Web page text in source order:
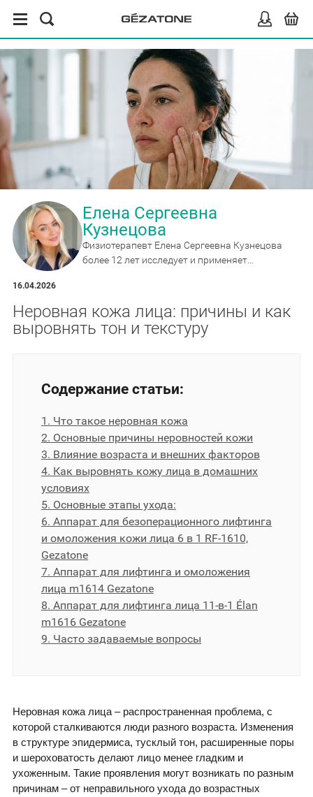
Елена Сергеевна
Кузнецова
Физиотерапевт Елена Сергеевна Кузнецова
более 12 лет исследует и применяет
16.04.2026
Неровная кожа лица: причины и как
выровнять тон и текстуру
Содержание статьи:
1. Что такое неровная кожа
2. Основные причины неровностей кожи
3. Влияние возраста и внешних факторов
4. Как выровнять кожу лица в домашних
условиях
5. Основные этапы ухода:
6. Аппарат для безоперационного лифтинга
и омоложения кожи лица 6 в 1 RF-1610,
Gezatone
7. Аппарат для лифтинга и омоложения
лица m1614 Gezatone
8. Аппарат для лифтинга лица 11-в-1 Élan
m1616 Gezatone
9. Часто задаваемые вопросы
Неровная кожа лица – распространенная проблема, с
которой сталкиваются люди разного возраста. Изменения
в структуре эпидермиса, тусклый тон, расширенные поры
и шероховатость делают лицо менее гладким и
ухоженным. Такие проявления могут возникать по разным
причинам – от неправильного ухода до возрастных